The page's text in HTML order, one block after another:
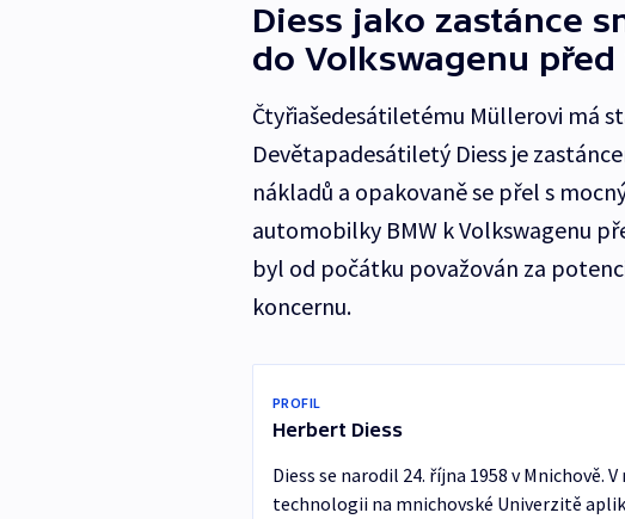
Diess jako zastánce
do Volkswagenu
Čtyřiašedesátiletému Müllerovi má
Devětapadesátiletý Diess je
nákladů a opakovaně se přel s
automobilky BMW k Volkswagenu
byl od počátku považován za
koncernu.
PROFIL
Herbert Diess
Diess se narodil 24. října 1958 v Mnichově.
technologii na mnichovské Univerzitě